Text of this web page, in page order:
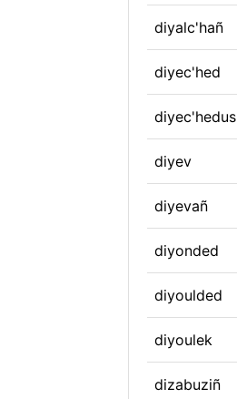
diyalc'hañ
diyec'hed
diyec'hedus
diyev
diyevañ
diyonded
diyoulded
diyoulek
dizabuziñ